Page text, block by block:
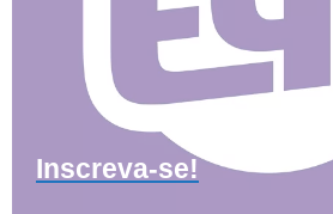
Inscreva-se!